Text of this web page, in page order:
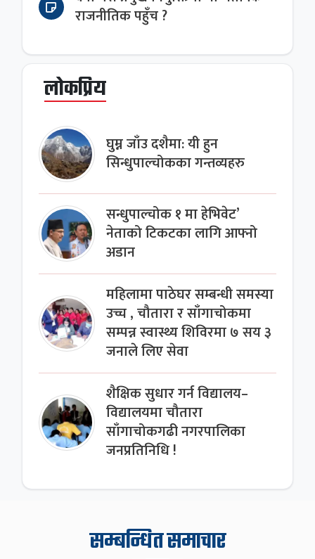
राजनीतिक पहुँच ?
लोकप्रिय
घुम्न जाँउ दशैमा: यी हुन
सिन्धुपाल्चोकका गन्तव्यहरु
सन्धुपाल्चोक १ मा हेभिवेट’
नेताको टिकटका लागि आफ्नो
अडान
महिलामा पाठेघर सम्बन्धी समस्या
उच्च , चौतारा र साँगाचोकमा
सम्पन्न स्वास्थ्य शिविरमा ७ सय ३
जनाले लिए सेवा
शैक्षिक सुधार गर्न विद्यालय–
विद्यालयमा चौतारा
साँगाचोकगढी नगरपालिका
जनप्रतिनिधि !
सम्बन्धित समाचार